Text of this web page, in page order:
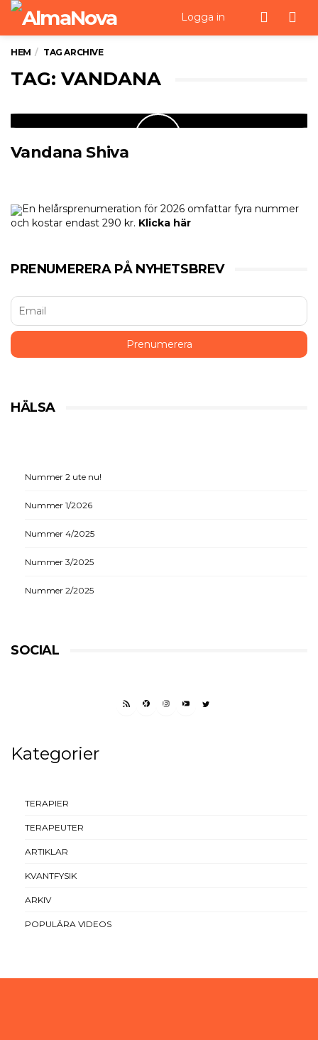
Logga in
HEM TAG ARCHIVE
TAG: VANDANA
Vandana Shiva
En helårsprenumeration för 2026 omfattar fyra nummer
och kostar endast 290 kr. Klicka här
PRENUMERERA PÅ NYHETSBREV
HÄLSA
Nummer 2 ute nu!
Nummer 1/2026
Nummer 4/2025
Nummer 3/2025
Nummer 2/2025
SOCIAL
RSS FEEDFACEBOOK
INSTAGRAM
YOUTUBETWITTER
Kategorier
TERAPIER
TERAPEUTER
ARTIKLAR
KVANTFYSIK
ARKIV
POPULÄRA VIDEOS